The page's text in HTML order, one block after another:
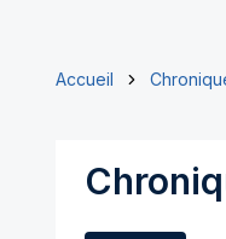
Accueil